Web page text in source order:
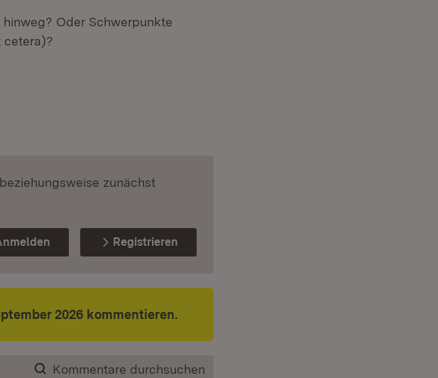
Oder Schwerpunkte
cetera)?
zunächst
Registrieren
2026 kommentieren.
Kommentare durchsuchen